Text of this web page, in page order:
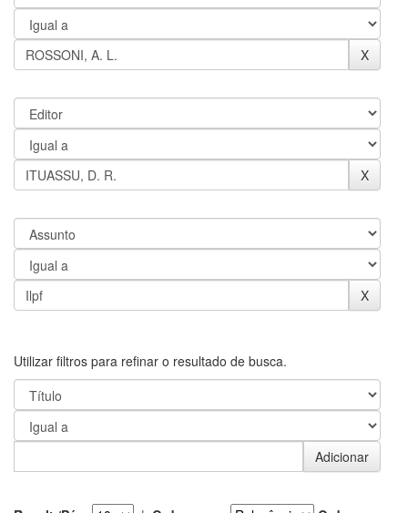
Utilizar filtros para refinar o resultado de busca.